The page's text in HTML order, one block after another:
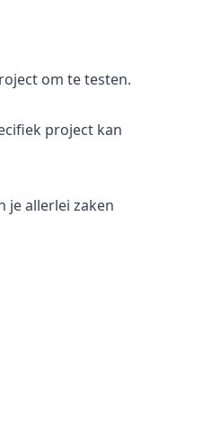
om te testen.
project kan
je allerlei zaken